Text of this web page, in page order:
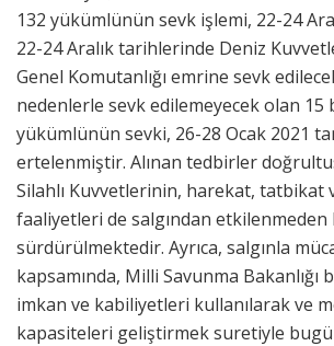
132 yükümlünün sevk işlemi, 22-24
22-24 Aralık tarihlerinde Deniz
Genel Komutanlığı emrine sevk
nedenlerle sevk edilemeyecek olan 15
yükümlünün sevki, 26-28 Ocak 2021
ertelenmiştir. Alınan tedbirler
Silahlı Kuvvetlerinin, harekat, tatbikat
faaliyetleri de salgından
sürdürülmektedir. Ayrıca, salgınla
kapsamında, Milli Savunma Bakanlığı
imkan ve kabiliyetleri kullanılarak ve
kapasiteleri geliştirmek suretiyle